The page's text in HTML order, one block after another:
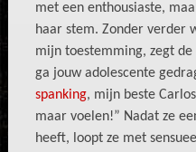
met een enthousiaste,
haar stem. Zonder verder
mijn toestemming, zegt
ga jouw adolescente
spanking, mijn beste
maar voelen!” Nadat ze
heeft, loopt ze met